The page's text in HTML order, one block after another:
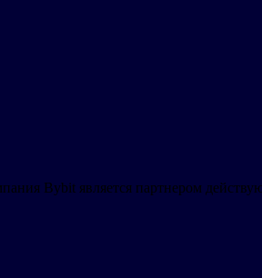
Bybit является партнером